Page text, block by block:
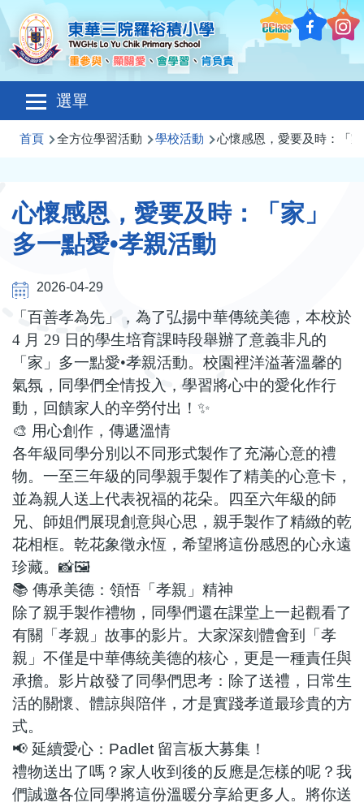
移至主內容
選單
Main
navigation
導
結
首頁 全方位學習活動 學校活動 心懷感恩，愛要及時：「
心懷感恩，愛要及時：「家」
多一點愛•孝親活動
2026-04-29
「百善孝為先」，為了弘揚中華傳統美德，本校於
4 月 29 日的學生培育課時段舉辦了意義非凡的
「家」多一點愛•孝親活動。校園裡洋溢著溫馨的
氣氛，同學們全情投入，學習將心中的愛化作行
動，回饋家人的辛勞付出！ ✨
🎨 用心創作，傳遞溫情
各年級同學分別以不同形式製作了充滿心意的禮
物。一至三年級的同學親手製作了精美的心意卡，
並為親人送上代表祝福的花朵。四至六年級的師
兄、師姐們展現創意與心思，親手製作了精緻的乾
花相框。乾花象徵永恆，希望將這份感恩的心永遠
珍藏。 📸🖼️
📚 傳承美德：領悟「孝親」精神
除了親手製作禮物，同學們還在課堂上一起觀看了
有關「孝親」故事的影片。大家深刻體會到「孝
親」不僅是中華傳統美德的核心，更是一種責任與
承擔。影片啟發了同學們思考：除了送禮，日常生
活的關懷、體諒與陪伴，才是實踐孝道最珍貴的方
式。
📢 延續愛心： Padlet 留言板大募集！
禮物送出了嗎？家人收到後的反應是怎樣的呢？我
們誠邀各位同學將這份溫暖分享給更多人。將你送